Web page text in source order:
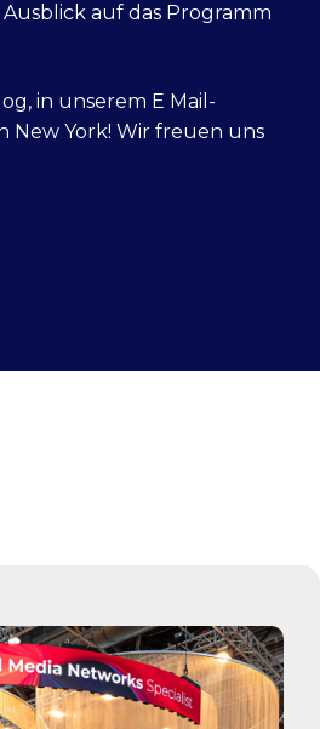
auf das Programm
in unserem E Mail-
New York! Wir freuen uns